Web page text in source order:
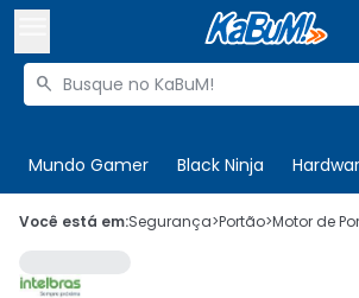
Buscar produtos

Mundo Gamer Black Ninja
 Olá. Acesse sua conta

Você está em:Segurança>Portão>Motor de